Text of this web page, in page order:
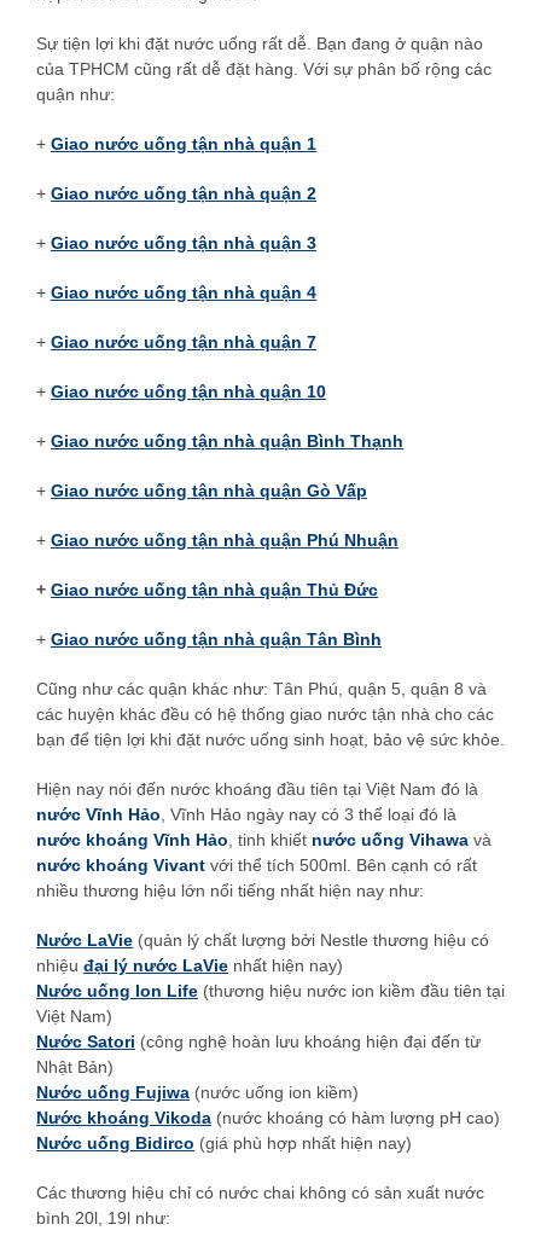
Sự tiện lợi khi đặt nước uống rất dễ. Bạn đang ở quận nào
của TPHCM cũng rất dễ đặt hàng. Với sự phân bố rộng các
quận như:
+ Giao nước uống tận nhà quận 1
+ Giao nước uống tận nhà quận 2
+ Giao nước uống tận nhà quận 3
+ Giao nước uống tận nhà quận 4
+ Giao nước uống tận nhà quận 7
+ Giao nước uống tận nhà quận 10
+ Giao nước uống tận nhà quận Bình Thạnh
+ Giao nước uống tận nhà quận Gò Vấp
+ Giao nước uống tận nhà quận Phú Nhuận
+ Giao nước uống tận nhà quận Thủ Đức
+ Giao nước uống tận nhà quận Tân Bình
Cũng như các quận khác như: Tân Phú, quận 5, quận 8 và
các huyện khác đều có hệ thống giao nước tận nhà cho các
bạn để tiện lợi khi đặt nước uống sinh hoạt, bảo vệ sức khỏe.
Hiện nay nói đến nước khoáng đầu tiên tại Việt Nam đó là
nước Vĩnh Hảo , Vĩnh Hảo ngày nay có 3 thể loại đó là
nước khoáng Vĩnh Hảo , tinh khiết nước uống Vihawa và
nước khoáng Vivant với thể tích 500ml. Bên cạnh có rất
nhiều thương hiệu lớn nổi tiếng nhất hiện nay như:
Nước LaVie (quản lý chất lượng bởi Nestle thương hiệu có
nhiệu đại lý nước LaVie nhất hiện nay)
Nước uống Ion Life (thương hiệu nước ion kiềm đầu tiên tại
Việt Nam)
Nước Satori (công nghệ hoàn lưu khoáng hiện đại đến từ
Nhật Bản)
Nước uống Fujiwa (nước uống ion kiềm)
Nước khoáng Vikoda (nước khoáng có hàm lượng pH cao)
Nước uống Bidirco (giá phù hợp nhất hiện nay)
Các thương hiệu chỉ có nước chai không có sản xuất nước
bình 20l, 19l như: